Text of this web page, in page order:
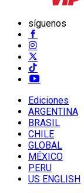
síguenos
Ediciones
ARGENTINA
BRASIL
CHILE
GLOBAL
MÉXICO
PERU
US ENGLISH